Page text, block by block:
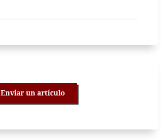
Enviar un artículo